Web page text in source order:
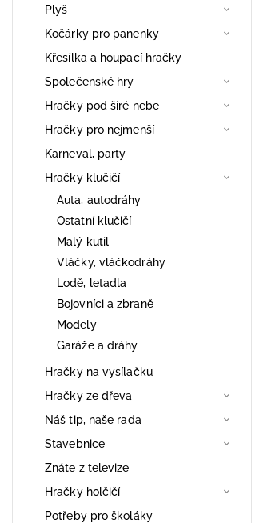
Plyš
Kočárky pro panenky
Křesílka a houpací hračky
Společenské hry
Hračky pod širé nebe
Hračky pro nejmenší
Karneval, party
Hračky klučičí
Auta, autodráhy
Ostatní klučičí
Malý kutil
Vláčky, vláčkodráhy
Lodě, letadla
Bojovníci a zbraně
Modely
Garáže a dráhy
Hračky na vysílačku
Hračky ze dřeva
Náš tip, naše rada
Stavebnice
Znáte z televize
Hračky holčičí
Potřeby pro školáky